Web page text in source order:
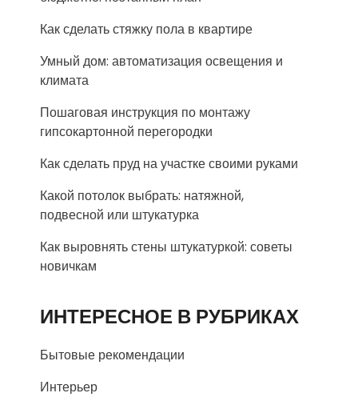
Как сделать стяжку пола в квартире
Умный дом: автоматизация освещения и
климата
Пошаговая инструкция по монтажу
гипсокартонной перегородки
Как сделать пруд на участке своими руками
Какой потолок выбрать: натяжной,
подвесной или штукатурка
Как выровнять стены штукатуркой: советы
новичкам
ИНТЕРЕСНОЕ В РУБРИКАХ
Бытовые рекомендации
Интерьер